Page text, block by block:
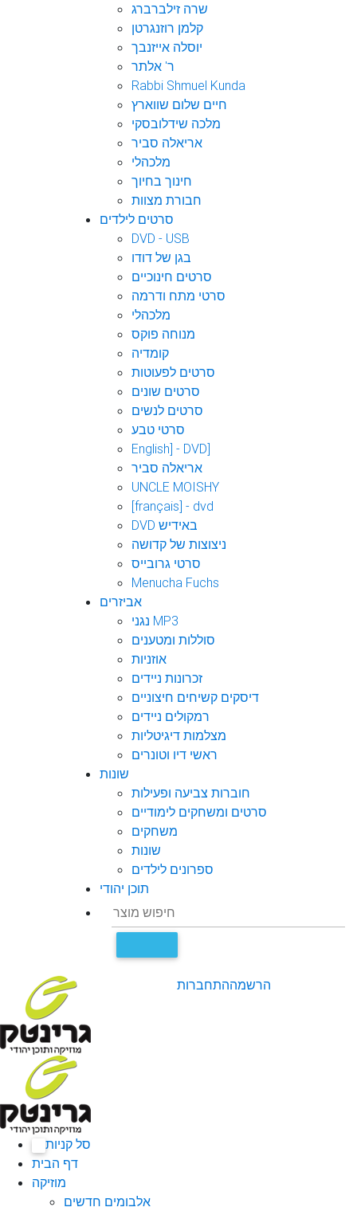
שרה זילברברג
קלמן רוזנגרטן
יוסלה אייזנבך
ר' אלתר
Rabbi Shmuel Kunda
חיים שלום שווארץ
מלכה שידלובסקי
אריאלה סביר
מלכהלי
חינוך בחיוך
חבורת מצוות
סרטים לילדים
DVD - USB
בגן של דודו
סרטים חינוכיים
סרטי מתח ודרמה
מלכהלי
מנוחה פוקס
קומדיה
סרטים לפעוטות
סרטים שונים
סרטים לנשים
סרטי טבע
English] - DVD]
אריאלה סביר
UNCLE MOISHY
[français] - dvd
DVD באידיש
ניצוצות של קדושה
סרטי גרובייס
Menucha Fuchs
אביזרים
נגני MP3
סוללות ומטענים
אוזניות
זכרונות ניידים
דיסקים קשיחים חיצוניים
רמקולים ניידים
מצלמות דיגיטליות
ראשי דיו וטונרים
שונות
חוברות צביעה ופעילות
סרטים ומשחקים לימודיים
משחקים
שונות
ספרונים לילדים
תוכן יהודי
התחברותהרשמה
סל קניות
דף הבית
מוזיקה
אלבומים חדשים